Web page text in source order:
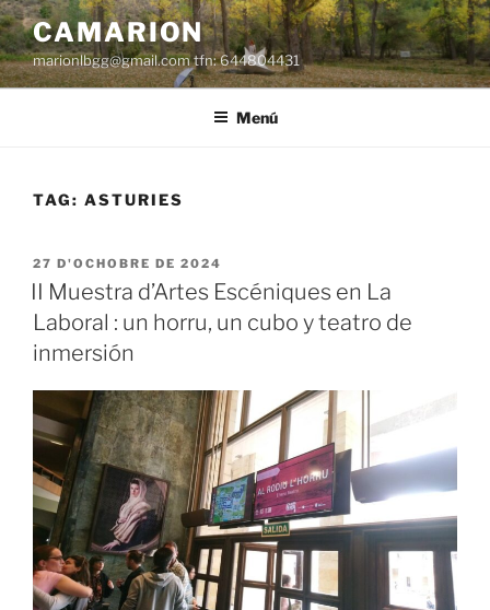
Dir
al
conteníu
CAMARION
marionlbgg@gmail.com tfn: 644804431
Menú
TAG: ASTURIES
ESPUBLIZÁU
EN
27 D'OCHOBRE DE 2024
II Muestra d’Artes Escéniques en La
Laboral : un horru, un cubo y teatro de
inmersión